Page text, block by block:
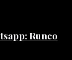
Runco